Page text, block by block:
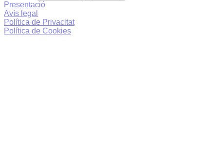
Presentació
Avís legal
Política de Privacitat
Política de Cookies